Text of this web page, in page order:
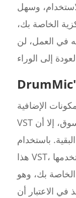
وسهل
الخاصة بك،
في العمل، لن
الإضافية
باستخدام
هذا VST، يمكنك تغيير الميكروفونات التي تستخدمها
بك، وهو
الاعتبار أن